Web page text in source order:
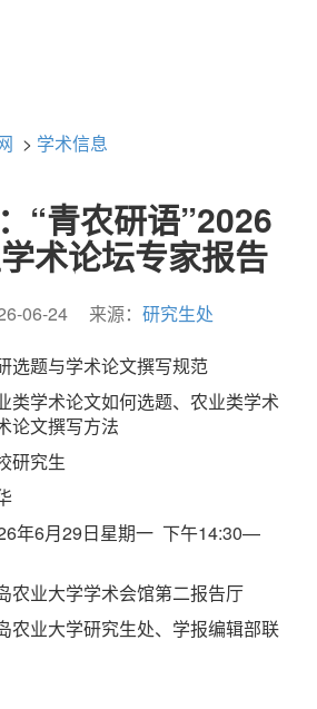
> 学术信息
“青农研语”2026
术论坛专家报告
06-24 来源： 研究生处
选题与学术论文撰写规范
类学术论文如何选题、农业类学术
论文撰写方法
研究生
年6月29日星期一 下午14:30—
农业大学学术会馆第二报告厅
农业大学研究生处、学报编辑部联